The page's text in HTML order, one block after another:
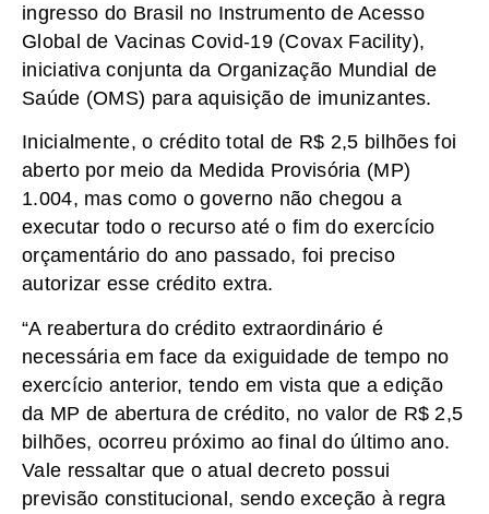
ingresso do Brasil no Instrumento de Acesso
Global de Vacinas Covid-19 (Covax Facility),
iniciativa conjunta da Organização Mundial de
Saúde (OMS) para aquisição de imunizantes.
Inicialmente, o crédito total de R$ 2,5 bilhões foi
aberto por meio da Medida Provisória (MP)
1.004, mas como o governo não chegou a
executar todo o recurso até o fim do exercício
orçamentário do ano passado, foi preciso
autorizar esse crédito extra.
“A reabertura do crédito extraordinário é
necessária em face da exiguidade de tempo no
exercício anterior, tendo em vista que a edição
da MP de abertura de crédito, no valor de R$ 2,5
bilhões, ocorreu próximo ao final do último ano.
Vale ressaltar que o atual decreto possui
previsão constitucional, sendo exceção à regra